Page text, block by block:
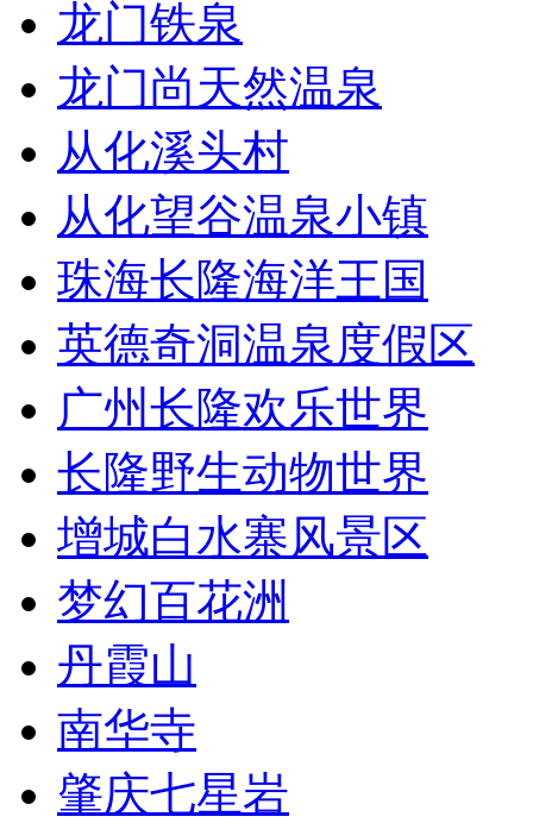
龙门铁泉
龙门尚天然温泉
从化溪头村
从化望谷温泉小镇
珠海长隆海洋王国
英德奇洞温泉度假区
广州长隆欢乐世界
长隆野生动物世界
增城白水寨风景区
梦幻百花洲
丹霞山
南华寺
肇庆七星岩